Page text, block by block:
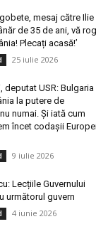
mesaj către Ilie
de 35 de ani, vă
Plecați acasă!’
25 iulie 2026
deputat USR: Bulgaria
la putere de
numai. Și iată cum
încet codașii
9 iulie 2026
Lecțiile Guvernului
următorul guvern
4 iunie 2026